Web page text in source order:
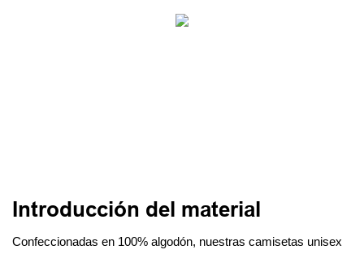
Introducción del material
Confeccionadas en 100% algodón, nuestras camisetas unisex